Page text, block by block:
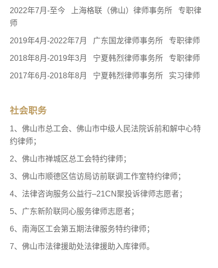
2022年7月-至今 上海格联（佛山）律师事务所 专职律
师
2019年4月-2022年7月 广东国龙律师事务所 专职律师
2018年8月-2019年3月 宁夏韩烈律师事务所 专职律师
2017年6月-2018年8月 宁夏韩烈律师事务所 实习律师
社会职务
1、佛山市总工会、佛山市中级人民法院诉前和解中心特
约律师；
2、佛山市禅城区总工会特约律师；
3、佛山市顺德区信访局访前联调工作室特约律师；
4、法律咨询服务公益行–21CN聚投诉律师志愿者；
5、 广东新阶联同心服务律师志愿者；
6、南海区工会第五期法律服务特约律师；
7、佛山市法律援助处法律援助入库律师。